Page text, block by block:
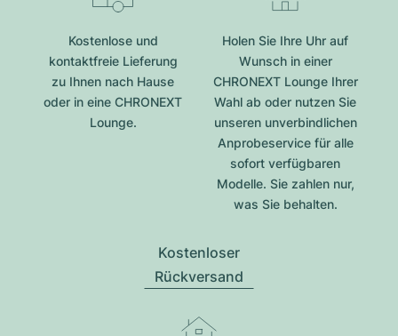
Kostenlose und
kontaktfreie Lieferung
zu Ihnen nach Hause
oder in eine CHRONEXT
Lounge.
Holen Sie Ihre Uhr auf
Wunsch in einer
CHRONEXT Lounge Ihrer
Wahl ab oder nutzen Sie
unseren unverbindlichen
Anprobeservice für alle
sofort verfügbaren
Modelle. Sie zahlen nur,
was Sie behalten.
Kostenloser
Rückversand